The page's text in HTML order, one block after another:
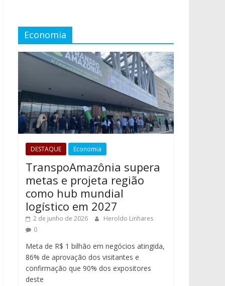
Economia
DESTAQUE Economia
TranspoAmazônia supera
metas e projeta região
como hub mundial
logístico em 2027
2 de junho de 2026
Heroldo Linhares
0
Meta de R$ 1 bilhão em negócios atingida,
86% de aprovação dos visitantes e
confirmação que 90% dos expositores
deste